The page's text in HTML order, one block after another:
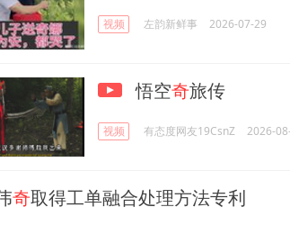
视频 左韵新鲜事 2026-07-29
悟空奇旅传
视频 有态度网友19CsnZ 2026-
奇取得工单融合处理方法专利